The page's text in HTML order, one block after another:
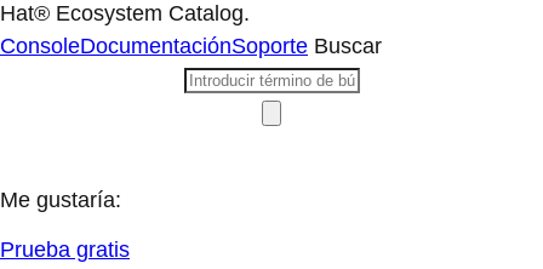
Hat® Ecosystem Catalog.
ConsoleDocumentaciónSoporte Buscar
Me gustaría:
Prueba gratis